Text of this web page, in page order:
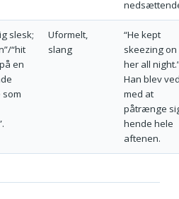
slesk;
“hit
en
Uformelt,
slang
“He kept
skeezing on
her all
Han blev
med at
påtrænge
hende hele
aftenen.